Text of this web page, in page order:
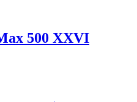
500 XXVI